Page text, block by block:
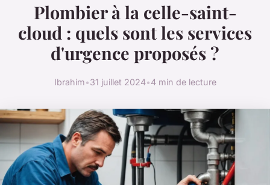
Plombier à la celle-saint-
cloud : quels sont les services
d'urgence proposés ?
Ibrahim•31 juillet 2024•4 min de lecture